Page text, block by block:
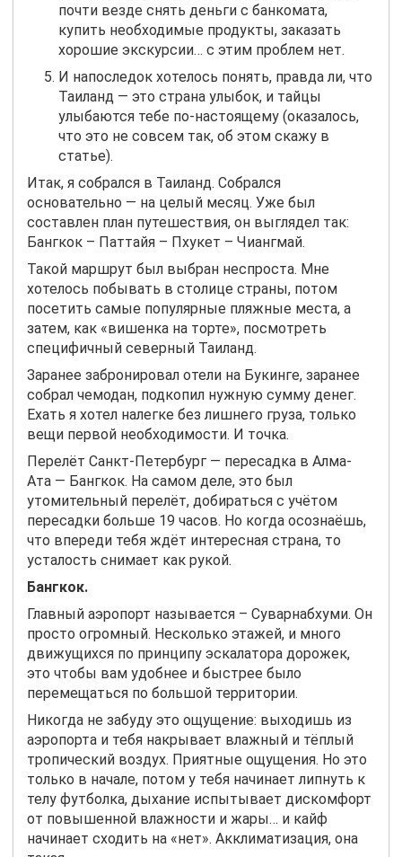
почти везде снять деньги с банкомата,
купить необходимые продукты, заказать
хорошие экскурсии… с этим проблем нет.
И напоследок хотелось понять, правда ли, что
Таиланд — это страна улыбок, и тайцы
улыбаются тебе по-настоящему (оказалось,
что это не совсем так, об этом скажу в
статье).
Итак, я собрался в Таиланд. Собрался
основательно — на целый месяц. Уже был
составлен план путешествия, он выглядел так:
Бангкок – Паттайя – Пхукет – Чиангмай.
Такой маршрут был выбран неспроста. Мне
хотелось побывать в столице страны, потом
посетить самые популярные пляжные места, а
затем, как «вишенка на торте», посмотреть
специфичный северный Таиланд.
Заранее забронировал отели на Букинге, заранее
собрал чемодан, подкопил нужную сумму денег.
Ехать я хотел налегке без лишнего груза, только
вещи первой необходимости. И точка.
Перелёт Санкт-Петербург — пересадка в Алма-
Ата — Бангкок. На самом деле, это был
утомительный перелёт, добираться с учётом
пересадки больше 19 часов. Но когда осознаёшь,
что впереди тебя ждёт интересная страна, то
усталость снимает как рукой.
Бангкок.
Главный аэропорт называется – Суварнабхуми. Он
просто огромный. Несколько этажей, и много
движущихся по принципу эскалатора дорожек,
это чтобы вам удобнее и быстрее было
перемещаться по большой территории.
Никогда не забуду это ощущение: выходишь из
аэропорта и тебя накрывает влажный и тёплый
тропический воздух. Приятные ощущения. Но это
только в начале, потом у тебя начинает липнуть к
телу футболка, дыхание испытывает дискомфорт
от повышенной влажности и жары… и кайф
начинает сходить на «нет». Акклиматизация, она